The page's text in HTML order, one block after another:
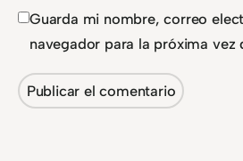
Guarda mi nombre, correo
navegador para la próxima vez